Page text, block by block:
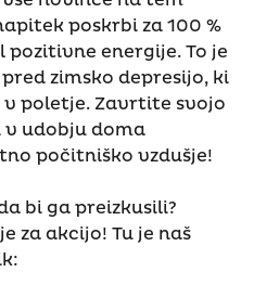
poskrbi za 100 %
energije. To je
zimsko depresijo, ki
poletje. Zavrtite svojo
udobju doma
počitniško vzdušje!
bi ga preizkusili?
za akcijo! Tu je naš